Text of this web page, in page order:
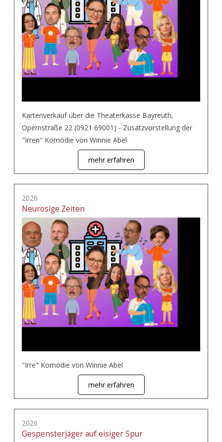
Kartenverkauf über die Theaterkasse Bayreuth,
Opernstraße 22 (0921 69001) - Zusatzvorstellung der
"Irren" Komödie von Winnie Abel
mehr erfahren
2026
Neurosige Zeiten
"Irre" Komödie von Winnie Abel
mehr erfahren
2026
Gespensterjäger auf eisiger Spur